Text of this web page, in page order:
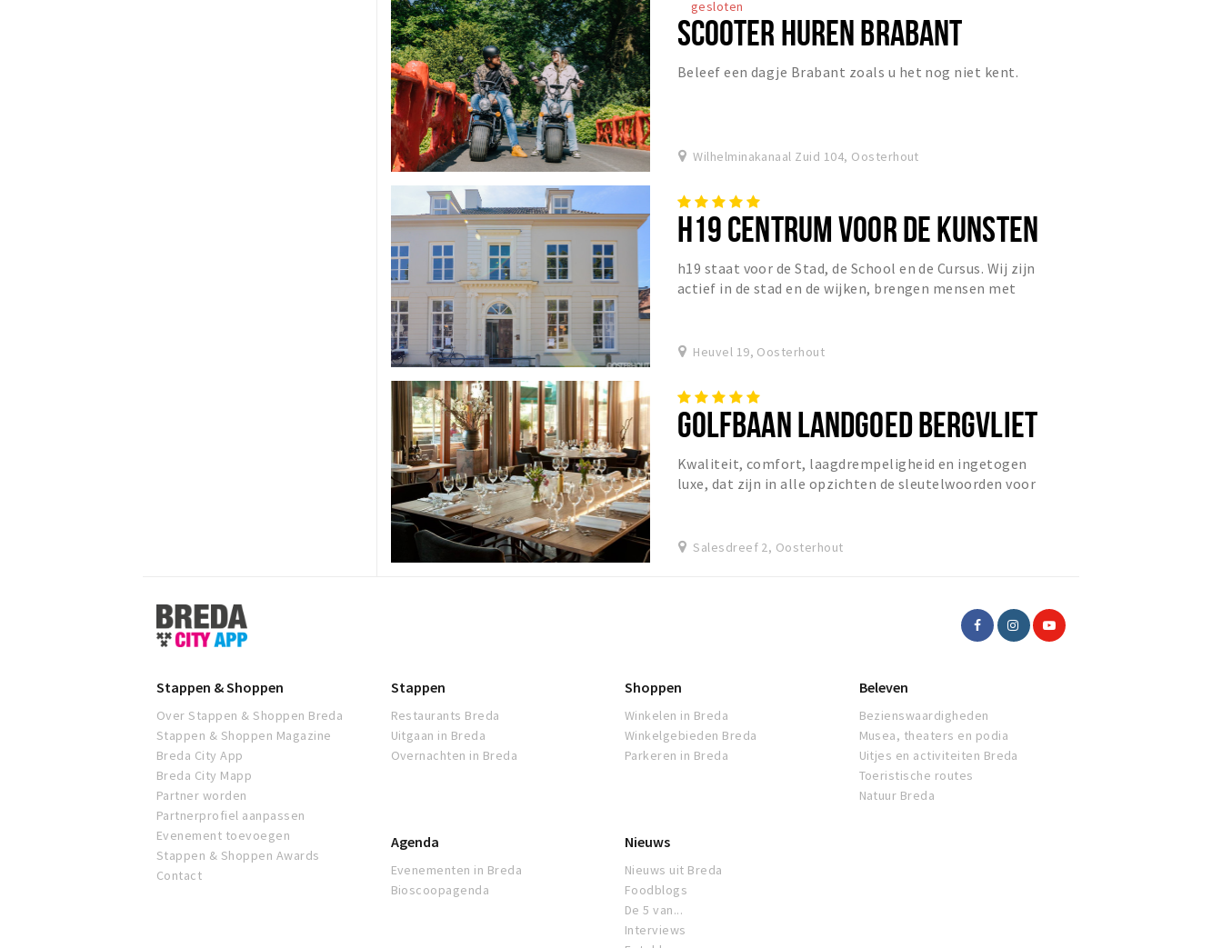
gesloten
SCOOTER HUREN BRABANT
Beleef een dagje Brabant zoals u het nog niet kent.
Wilhelminakanaal Zuid 104, Oosterhout
H19 CENTRUM VOOR DE KUNSTEN
h19 staat voor de Stad, de School en de Cursus. Wij zijn
actief in de stad en de wijken, brengen mensen met
Heuvel 19, Oosterhout
GOLFBAAN LANDGOED BERGVLIET
Kwaliteit, comfort, laagdrempeligheid en ingetogen
luxe, dat zijn in alle opzichten de sleutelwoorden voor
Salesdreef 2, Oosterhout
Stappen
&
Shoppen
Stappen & Shoppen
Over Stappen & Shoppen Breda
Stappen & Shoppen Magazine
Breda City App
Breda City Mapp
Partner worden
Partnerprofiel aanpassen
Evenement toevoegen
Stappen & Shoppen Awards
Contact
Stappen
Restaurants Breda
Uitgaan in Breda
Overnachten in Breda
Shoppen
Winkelen in Breda
Winkelgebieden Breda
Parkeren in Breda
Beleven
Bezienswaardigheden
Musea, theaters en podia
Uitjes en activiteiten Breda
Toeristische routes
Natuur Breda
Agenda
Evenementen in Breda
Bioscoopagenda
Nieuws
Nieuws uit Breda
Foodblogs
De 5 van...
Interviews